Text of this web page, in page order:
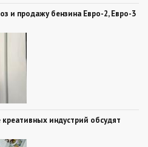
и продажу бензина Евро-2, Евро-3
индустрий обсудят